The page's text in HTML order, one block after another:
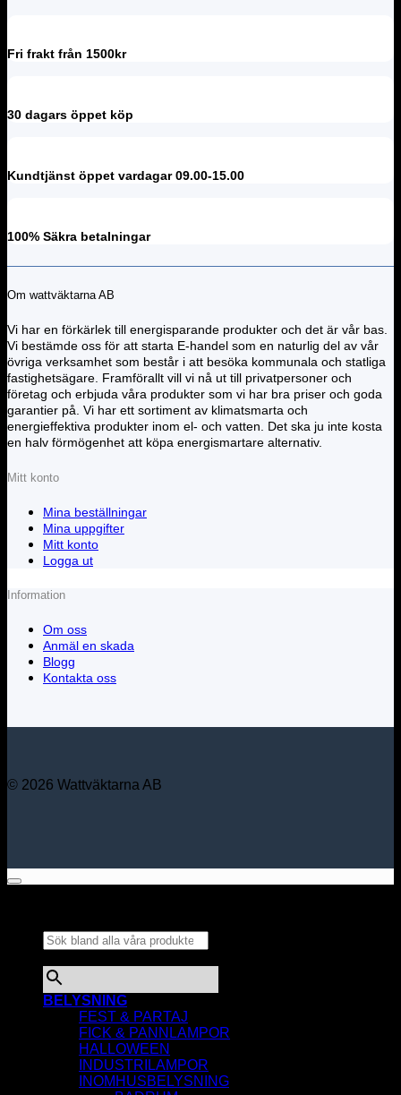
Fri frakt från 1500kr
30 dagars öppet köp
Kundtjänst öppet vardagar 09.00-15.00
100% Säkra betalningar
Om wattväktarna AB
Vi har en förkärlek till energisparande produkter och det är vår bas.
Vi bestämde oss för att starta E-handel som en naturlig del av vår
övriga verksamhet som består i att besöka kommunala och statliga
fastighetsägare. Framförallt vill vi nå ut till privatpersoner och
företag och erbjuda våra produkter som vi har bra priser och goda
garantier på. Vi har ett sortiment av klimatsmarta och
energieffektiva produkter inom el- och vatten. Det ska ju inte kosta
en halv förmögenhet att köpa energismartare alternativ.
Mitt konto
Mina beställningar
Mina uppgifter
Mitt konto
Logga ut
Information
Om oss
Anmäl en skada
Blogg
Kontakta oss
© 2026 Wattväktarna AB
BELYSNING
FEST & PARTAJ
FICK & PANNLAMPOR
HALLOWEEN
INDUSTRILAMPOR
INOMHUSBELYSNING